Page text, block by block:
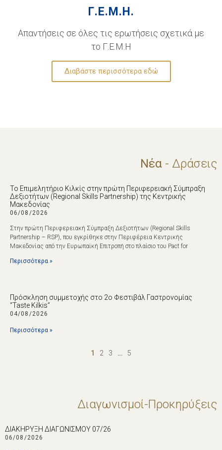
Γ.Ε.Μ.Η.
Απαντήσεις σε όλες τις ερωτήσεις σχετικά με
το Γ.Ε.Μ.Η
Διαβάστε περισσότερα εδώ
Νέα - Δράσεις
Το Επιμελητήριο Κιλκίς στην πρώτη Περιφερειακή Σύμπραξη
Δεξιοτήτων (Regional Skills Partnership) της Κεντρικής
Μακεδονίας
06/08/2026
Στην πρώτη Περιφερειακή Σύμπραξη Δεξιοτήτων (Regional Skills
Partnership – RSP), που εγκρίθηκε στην Περιφέρεια Κεντρικής
Μακεδονίας από την Ευρωπαϊκή Επιτροπή στο πλαίσιο του Pact for
Περισσότερα »
Πρόσκληση συμμετοχής στο 2ο Φεστιβάλ Γαστρονομίας
“Taste Kilkis”
04/08/2026
Περισσότερα »
1 2 3 … 5
Διαγωνισμοί-Προκηρύξεις
ΔΙΑΚΗΡΥΞΗ ΔΙΑΓΩΝΙΣΜΟΥ 07/26
06/08/2026